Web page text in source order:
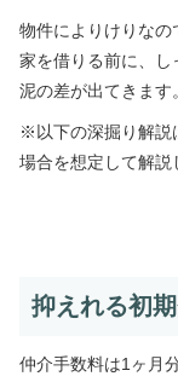
物件によりけりなの
家を借りる前に、
泥の差が出てきます。
※以下の深掘り解説
場合を想定して解説
抑えれる初
仲介手数料は1ヶ月